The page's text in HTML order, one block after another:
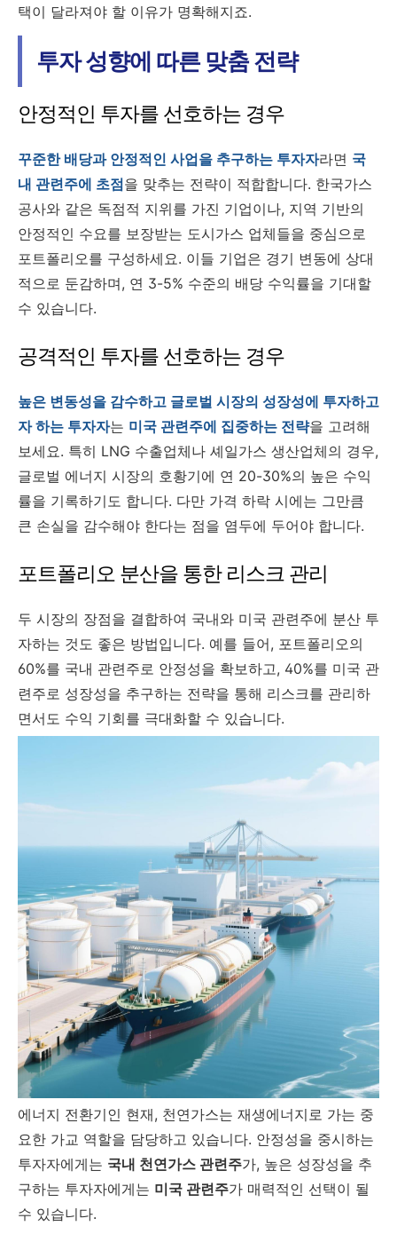
택이 달라져야 할 이유가 명확해지죠.
투자 성향에 따른 맞춤 전략
안정적인 투자를 선호하는 경우
꾸준한 배당과 안정적인 사업을 추구하는 투자자라면 국
내 관련주에 초점을 맞추는 전략이 적합합니다. 한국가스
공사와 같은 독점적 지위를 가진 기업이나, 지역 기반의
안정적인 수요를 보장받는 도시가스 업체들을 중심으로
포트폴리오를 구성하세요. 이들 기업은 경기 변동에 상대
적으로 둔감하며, 연 3-5% 수준의 배당 수익률을 기대할
수 있습니다.
공격적인 투자를 선호하는 경우
높은 변동성을 감수하고 글로벌 시장의 성장성에 투자하고
자 하는 투자자는 미국 관련주에 집중하는 전략을 고려해
보세요. 특히 LNG 수출업체나 셰일가스 생산업체의 경우,
글로벌 에너지 시장의 호황기에 연 20-30%의 높은 수익
률을 기록하기도 합니다. 다만 가격 하락 시에는 그만큼
큰 손실을 감수해야 한다는 점을 염두에 두어야 합니다.
포트폴리오 분산을 통한 리스크 관리
두 시장의 장점을 결합하여 국내와 미국 관련주에 분산 투
자하는 것도 좋은 방법입니다. 예를 들어, 포트폴리오의
60%를 국내 관련주로 안정성을 확보하고, 40%를 미국 관
련주로 성장성을 추구하는 전략을 통해 리스크를 관리하
면서도 수익 기회를 극대화할 수 있습니다.
에너지 전환기인 현재, 천연가스는 재생에너지로 가는 중
요한 가교 역할을 담당하고 있습니다. 안정성을 중시하는
투자자에게는 국내 천연가스 관련주가, 높은 성장성을 추
구하는 투자자에게는 미국 관련주가 매력적인 선택이 될
수 있습니다.